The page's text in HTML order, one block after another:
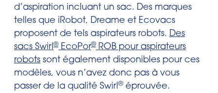
d’aspiration incluant un sac. Des marques
telles que iRobot, Dreame et Ecovacs
proposent de tels aspirateurs robots. Des
sacs Swirl®EcoPor®ROB pour aspirateurs
robots sont également disponibles pour ces
modèles, vous n’avez donc pas à vous
passer de la qualité Swirl®éprouvée.